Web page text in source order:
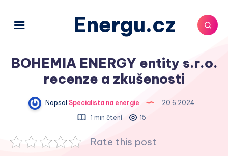
Energu.cz
BOHEMIA ENERGY entity s.r.o.
recenze a zkušenosti
Napsal Specialista na energie
20.6.2024
1 min čtení
15
Rate this post